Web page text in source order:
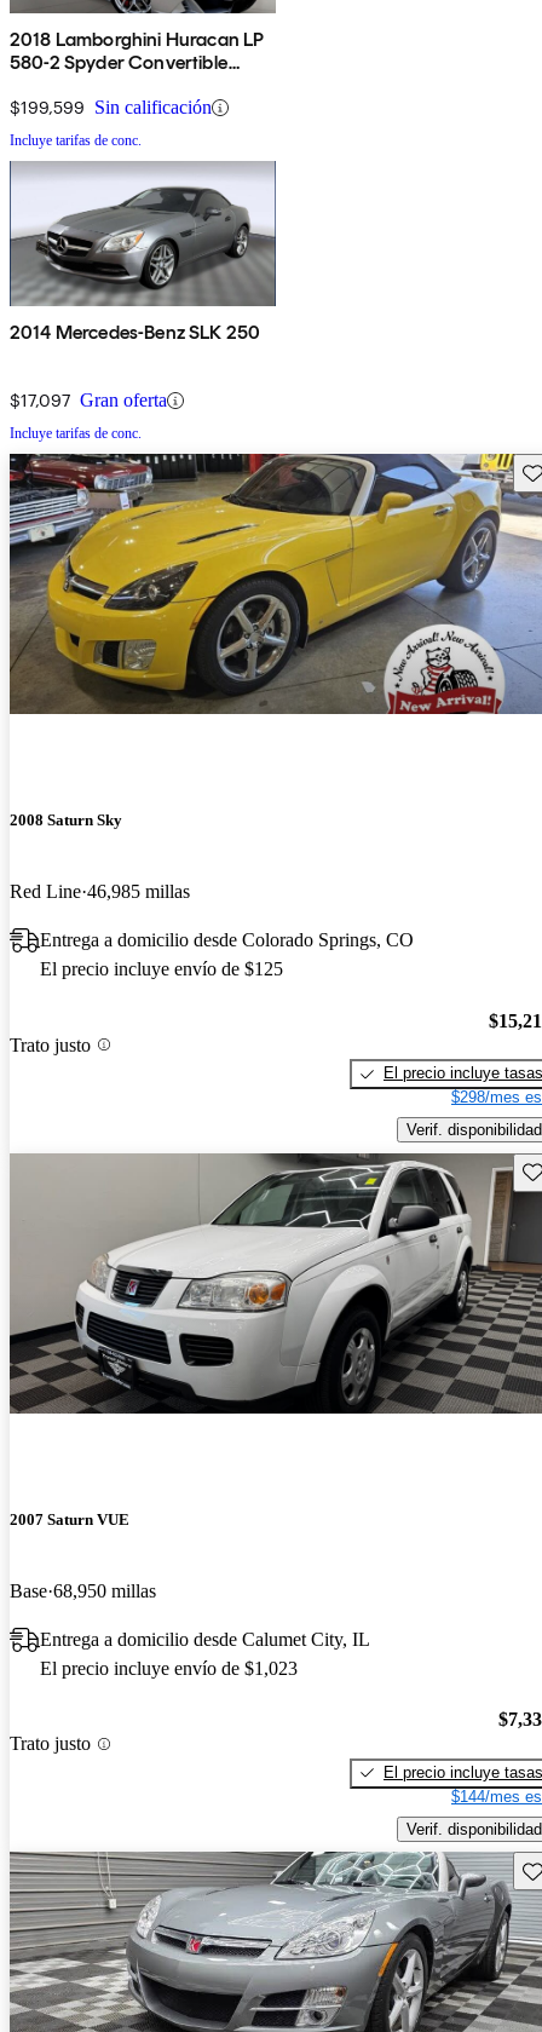
2018 Lamborghini Huracan LP
580-2 Spyder Convertible
$199,599 Sin calificación
Incluye tarifas de conc.
2014 Mercedes-Benz SLK 250
$17,097 Gran oferta
Incluye tarifas de conc.
2008 Saturn Sky
Red Line 46,985 millas
Entrega a domicilio desde Colorado Springs, CO
El precio incluye envío de $125
Trato justo
El precio incluye tasas
$298/mes
Verif. disponibilidad
2007 Saturn VUE
Base 68,950 millas
Entrega a domicilio desde Calumet City, IL
El precio incluye envío de $1,023
Trato justo
El precio incluye tasas
$144/mes
Verif. disponibilidad